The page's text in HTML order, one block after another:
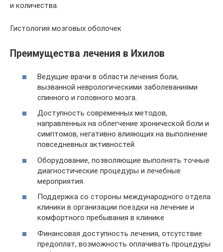
и количества.
Гистология мозговых оболочек
Преимущества лечения в Ихилов
Ведущие врачи в области лечения боли,
вызванной неврологическими заболеваниями
спинного и головного мозга.
Доступность современных методов,
направленных на облегчение хронической боли и
симптомов, негативно влияющих на выполнение
повседневных активностей.
Оборудование, позволяющие выполнять точные
диагностические процедуры и лечебные
мероприятия.
Поддержка со стороны международного отдела
клиники в организации поездки на лечение и
комфортного пребывания в клинике
Финансовая доступность лечения, отсутствие
предоплат, возможность оплачивать процедуры